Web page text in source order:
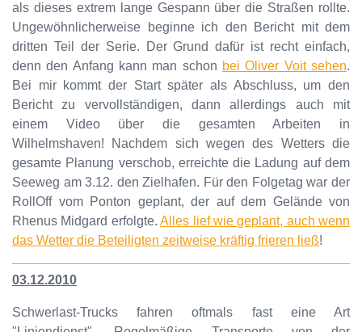
als dieses extrem lange Gespann über die Straßen rollte.
Ungewöhnlicherweise beginne ich den Bericht mit dem
dritten Teil der Serie. Der Grund dafür ist recht einfach,
denn den Anfang kann man schon bei Oliver Voit sehen.
Bei mir kommt der Start später als Abschluss, um den
Bericht zu vervollständigen, dann allerdings auch mit
einem Video über die gesamten Arbeiten in
Wilhelmshaven! Nachdem sich wegen des Wetters die
gesamte Planung verschob, erreichte die Ladung auf dem
Seeweg am 3.12. den Zielhafen. Für den Folgetag war der
RollOff vom Ponton geplant, der auf dem Gelände von
Rhenus Midgard erfolgte.Alles lief wie geplant, auch wenn
das Wetter die Beteiligten zeitweise kräftig frieren ließ!
03.12.2010
Schwerlast-Trucks fahren oftmals fast eine Art